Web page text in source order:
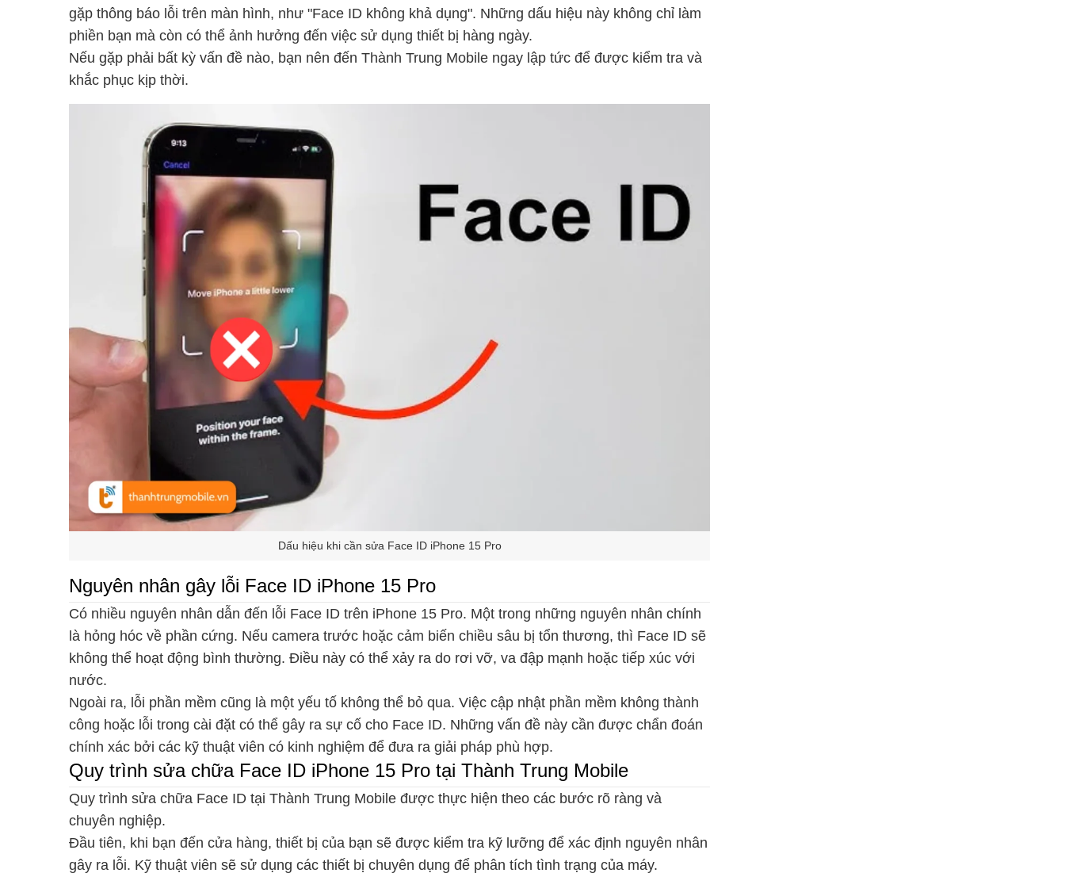
gặp thông báo lỗi trên màn hình, như "Face ID không khả dụng". Những dấu hiệu này không chỉ làm
phiền bạn mà còn có thể ảnh hưởng đến việc sử dụng thiết bị hàng ngày.
Nếu gặp phải bất kỳ vấn đề nào, bạn nên đến Thành Trung Mobile ngay lập tức để được kiểm tra và
khắc phục kịp thời.
Dấu hiệu khi cần sửa Face ID iPhone 15 Pro
Nguyên nhân gây lỗi Face ID iPhone 15 Pro
Có nhiều nguyên nhân dẫn đến lỗi Face ID trên iPhone 15 Pro. Một trong những nguyên nhân chính
là hỏng hóc về phần cứng. Nếu camera trước hoặc cảm biến chiều sâu bị tổn thương, thì Face ID sẽ
không thể hoạt động bình thường. Điều này có thể xảy ra do rơi vỡ, va đập mạnh hoặc tiếp xúc với
nước.
Ngoài ra, lỗi phần mềm cũng là một yếu tố không thể bỏ qua. Việc cập nhật phần mềm không thành
công hoặc lỗi trong cài đặt có thể gây ra sự cố cho Face ID. Những vấn đề này cần được chẩn đoán
chính xác bởi các kỹ thuật viên có kinh nghiệm để đưa ra giải pháp phù hợp.
Quy trình sửa chữa Face ID iPhone 15 Pro tại Thành Trung Mobile
Quy trình sửa chữa Face ID tại Thành Trung Mobile được thực hiện theo các bước rõ ràng và
chuyên nghiệp.
Đầu tiên, khi bạn đến cửa hàng, thiết bị của bạn sẽ được kiểm tra kỹ lưỡng để xác định nguyên nhân
gây ra lỗi. Kỹ thuật viên sẽ sử dụng các thiết bị chuyên dụng để phân tích tình trạng của máy.